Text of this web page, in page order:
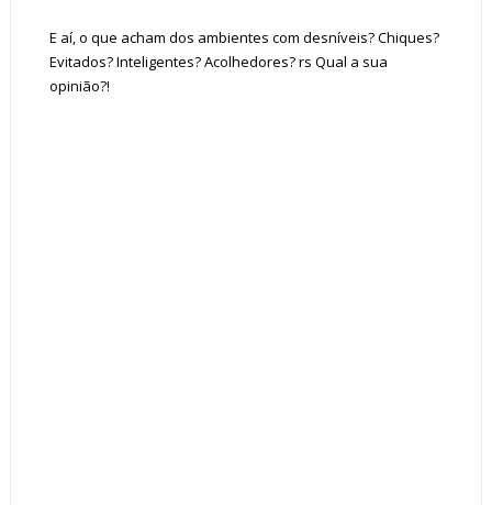
E aí, o que acham dos ambientes com desníveis? Chiques?
Evitados? Inteligentes? Acolhedores? rs Qual a sua
opinião?!